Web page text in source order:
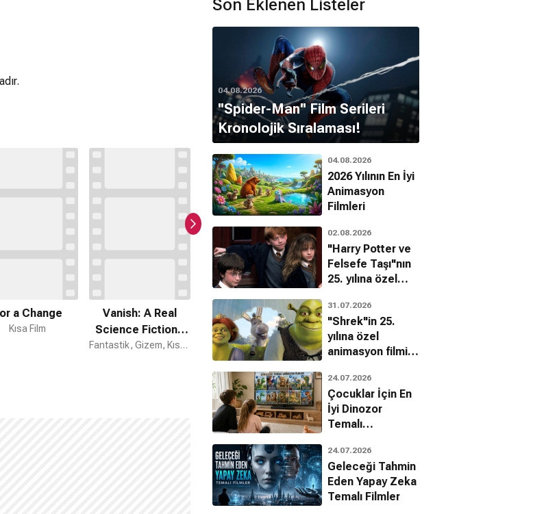
a Change
Kısa Film
Vanish: A Real
Science Fiction -
The Movie
Fantastik, Gizem, Kısa Film
Human Trafficking
Dram, Kısa Film
Save Resources
Kısa Film
Son Eklenen Listeler
04.08.2026
''Spider-Man'' Film Serileri
Kronolojik Sıralaması!
04.08.2026
2026 Yılının En İyi
Animasyon
Filmleri
02.08.2026
"Harry Potter ve
Felsefe Taşı"nın
25. yılına özel
bilinmeyenleri!
31.07.2026
"Shrek"in 25.
yılına özel
animasyon filmin
24.07.2026
Çocuklar İçin En
İyi Dinozor
Temalı
Filmleri
24.07.2026
Geleceği Tahmin
Eden Yapay Zeka
Temalı Filmler